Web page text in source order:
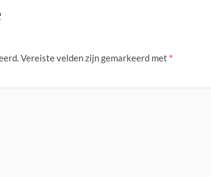
Vereiste velden zijn gemarkeerd met *